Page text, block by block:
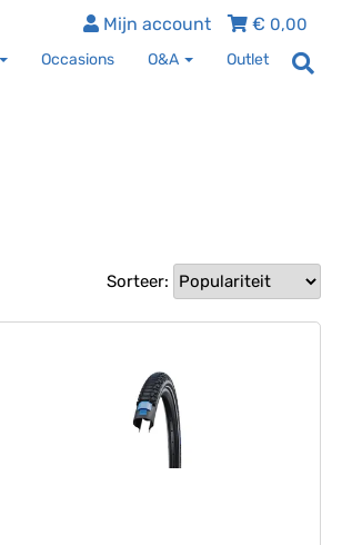
€ 0,00
Mijn account
Occasions O&A Outlet
Sorteer: